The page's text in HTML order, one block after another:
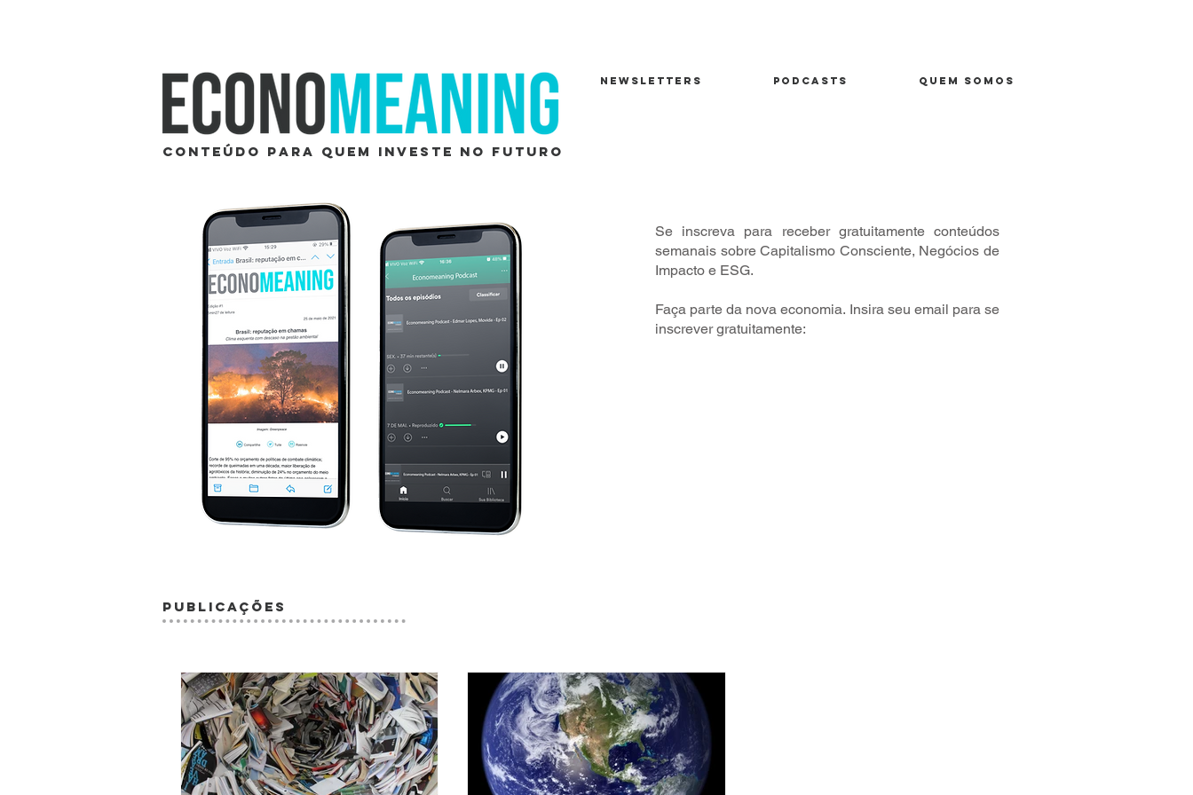
NEWSLETTERS PODCASTS QUEM SOMOS
Conteúdo para quem investe no futuro
Se inscreva para receber gratuitamente conteúdos
semanais sobre Capitalismo Consciente, Negócios de
Impacto e ESG.
Faça parte da nova economia. Insira seu email para se
inscrever gratuitamente:
publicações